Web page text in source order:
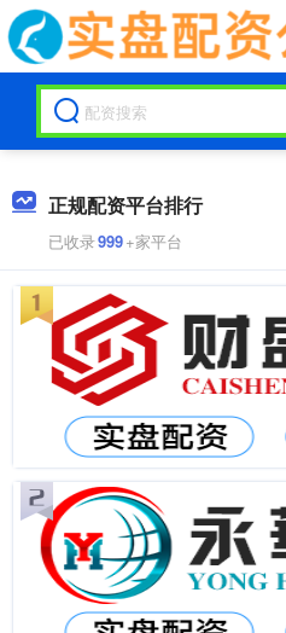
正规配资平台排行
已收录999+家平台